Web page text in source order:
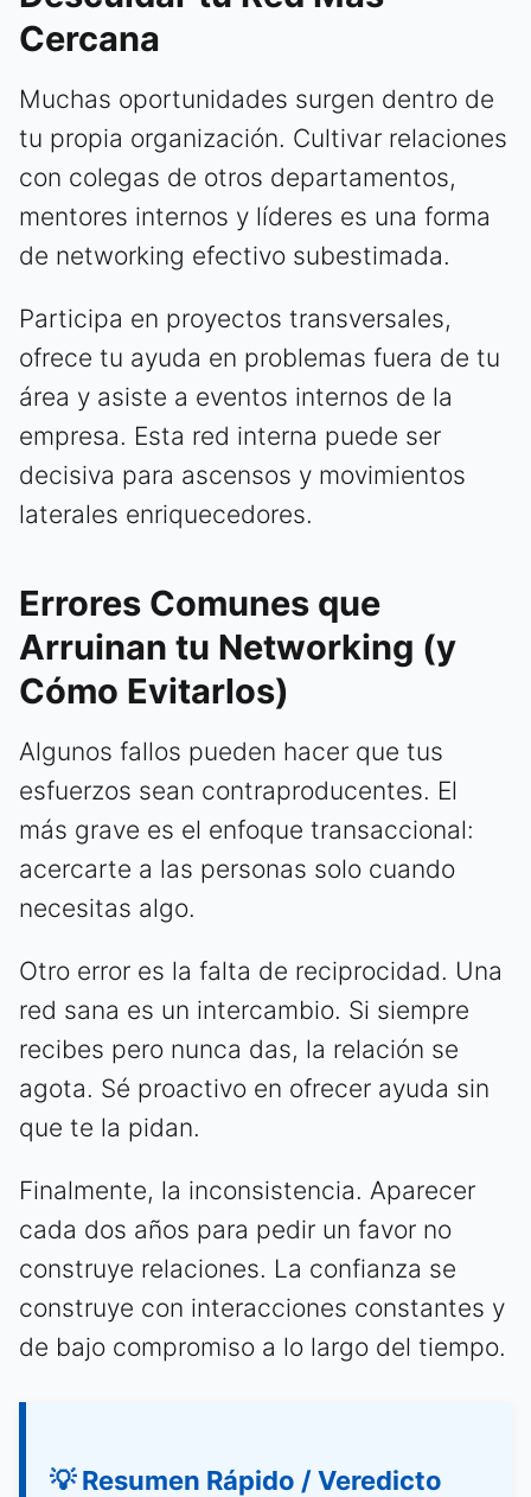
Cercana
Muchas oportunidades surgen dentro de
tu propia organización. Cultivar relaciones
con colegas de otros departamentos,
mentores internos y líderes es una forma
de networking efectivo subestimada.
Participa en proyectos transversales,
ofrece tu ayuda en problemas fuera de tu
área y asiste a eventos internos de la
empresa. Esta red interna puede ser
decisiva para ascensos y movimientos
laterales enriquecedores.
Errores Comunes que
Arruinan tu Networking (y
Cómo Evitarlos)
Algunos fallos pueden hacer que tus
esfuerzos sean contraproducentes. El
más grave es el enfoque transaccional:
acercarte a las personas solo cuando
necesitas algo.
Otro error es la falta de reciprocidad. Una
red sana es un intercambio. Si siempre
recibes pero nunca das, la relación se
agota. Sé proactivo en ofrecer ayuda sin
que te la pidan.
Finalmente, la inconsistencia. Aparecer
cada dos años para pedir un favor no
construye relaciones. La confianza se
construye con interacciones constantes y
de bajo compromiso a lo largo del tiempo.
💡 Resumen Rápido / Veredicto